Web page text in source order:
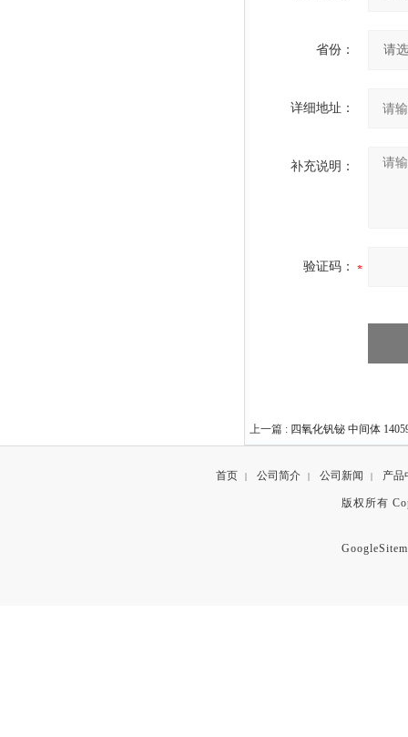
省份：
详细地址：
补充说明：
验证码：
上一篇 : 四氧化钒铋 中间体
首页 | 公司简介 | 公司新闻 | 产品
版权所有